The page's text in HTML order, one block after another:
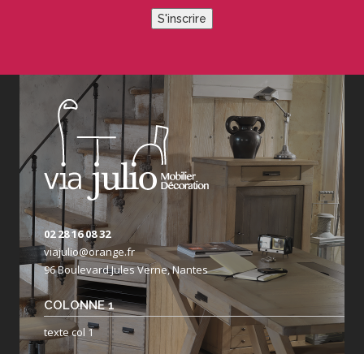
S'inscrire
02 28 16 08 32
viajulio@orange.fr
96 Boulevard Jules Verne, Nantes
COLONNE 1
texte col 1